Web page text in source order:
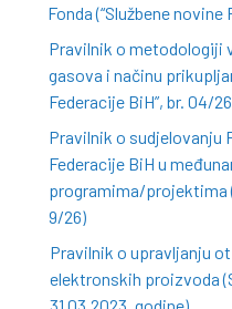
Fonda (“Službene novine
Pravilnik o metodologiji
gasova i načinu
Federacije BiH”, br. 04/
Pravilnik o sudjelovanju
Federacije BiH u
programima/projektima
9/26)
Pravilnik o upravljanju
elektronskih proizvoda
31.03.2023. godine)